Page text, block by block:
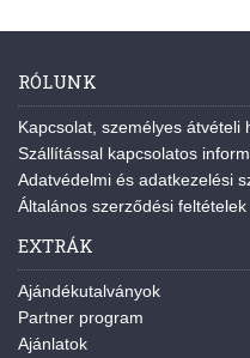
RÓLUNK
Kapcsolat, személyes átvételi
Szállítással kapcsolatos
Adatvédelmi és adatkezelési
Általános szerződési feltételek
EXTRÁK
Ajándékutalványok
Partner program
Ajánlatok